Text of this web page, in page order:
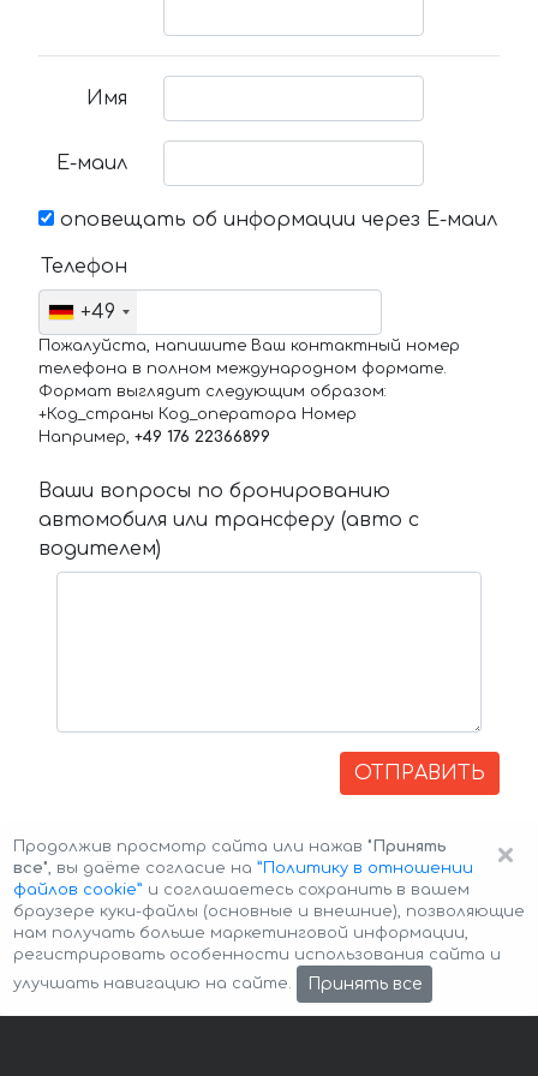
Имя
Е-маил
оповещать об информации через Е-маил
Телефон
+49
Пожалуйста, напишите Ваш контактный номер
телефона в полном международном формате.
Формат выглядит следующим образом:
+Код_страны Код_оператора Номер
Например, +49 176 22366899
Ваши вопросы по бронированию
автомобиля или трансферу (авто с
водителем)
ОТПРАВИТЬ
Авторские права © 2026 Авто-Аренда Cookie Policy
×
Продолжив просмотр сайта или нажав "Принять
все", вы даёте согласие на ”Политику в отношении
файлов cookie” и соглашаетесь сохранить в вашем
браузере куки-файлы (основные и внешние), позволяющие
нам получать больше маркетинговой информации,
регистрировать особенности использования сайта и
улучшать навигацию на сайте.
Принять все